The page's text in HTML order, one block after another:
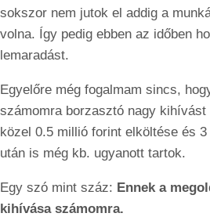
sokszor nem jutok el addig a
volna. Így pedig ebben az időben
lemaradást.
Egyelőre még fogalmam sincs,
számomra borzasztó nagy
közel 0.5 millió forint elköltése és 3
után is még kb. ugyanott tartok.
Egy szó mint száz: Ennek a
kihívása számomra.